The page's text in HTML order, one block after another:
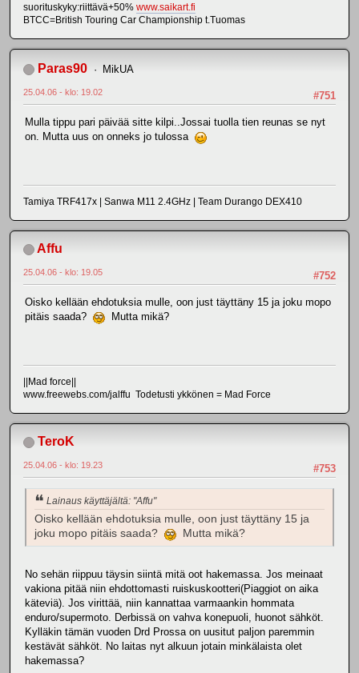
suorituskyky:riittävä+50% www.saikart.fi
BTCC=British Touring Car Championship t.Tuomas
Paras90 MikUA
#751
25.04.06 - klo: 19.02
Mulla tippu pari päivää sitte kilpi..Jossai tuolla tien reunas se nyt
on. Mutta uus on onneks jo tulossa
Tamiya TRF417x | Sanwa M11 2.4GHz | Team Durango DEX410
Affu
#752
25.04.06 - klo: 19.05
Oisko kellään ehdotuksia mulle, oon just täyttäny 15 ja joku mopo
pitäis saada?
Mutta mikä?
||Mad force||
www.freewebs.com/jalffu Todetusti ykkönen = Mad Force
TeroK
#753
25.04.06 - klo: 19.23
Lainaus käyttäjältä: "Affu"
Oisko kellään ehdotuksia mulle, oon just täyttäny 15 ja
joku mopo pitäis saada?
Mutta mikä?
No sehän riippuu täysin siintä mitä oot hakemassa. Jos meinaat
vakiona pitää niin ehdottomasti ruiskuskootteri(Piaggiot on aika
käteviä). Jos virittää, niin kannattaa varmaankin hommata
enduro/supermoto. Derbissä on vahva konepuoli, huonot sähköt.
Kylläkin tämän vuoden Drd Prossa on uusitut paljon paremmin
kestävät sähköt. No laitas nyt alkuun jotain minkälaista olet
hakemassa?